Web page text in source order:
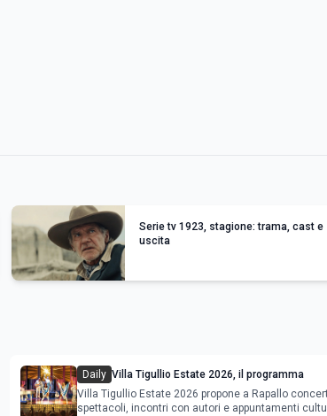
Serie tv 1923, stagione: trama, cast e
uscita
Daily Villa Tigullio Estate 2026, il programma
Villa Tigullio Estate 2026 propone a Rapallo
spettacoli, incontri con autori e appuntamenti